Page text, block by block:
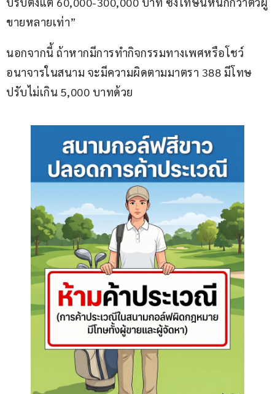
ขายหลายเท่า”
นอกจากนี้ ถ้าหากมีการทำกิจกรรมทางเพศหรือโชว์
อนาจารในสนาม จะมีความผิดตามมาตรา 388 มีโทษ
ปรับไม่เกิน 5,000 บาทด้วย